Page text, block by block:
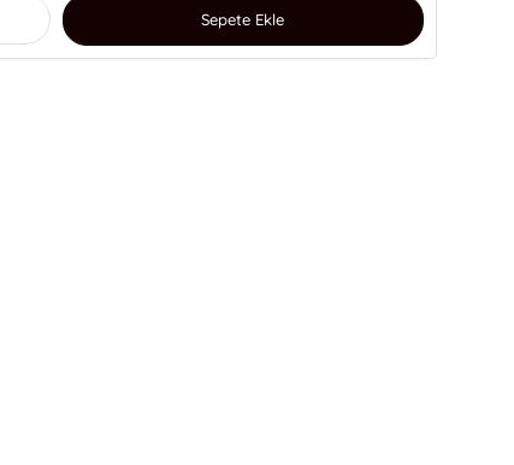
Sepete Ekle